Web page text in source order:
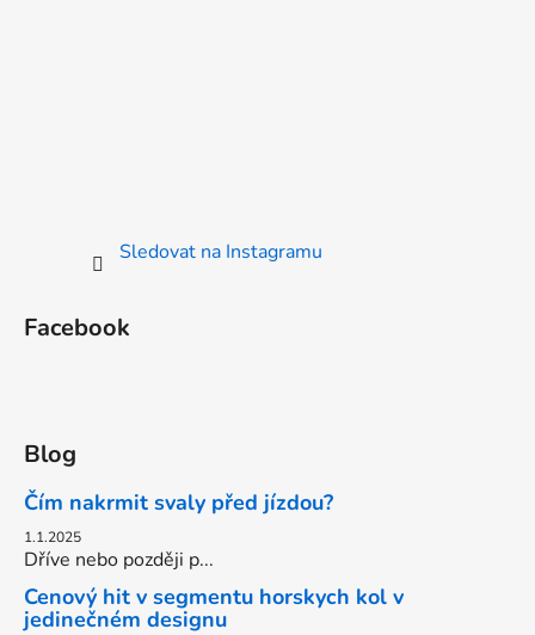
Sledovat na Instagramu
Facebook
Blog
Čím nakrmit svaly před jízdou?
1.1.2025
Dříve nebo později p...
Cenový hit v segmentu horskych kol v
jedinečném designu